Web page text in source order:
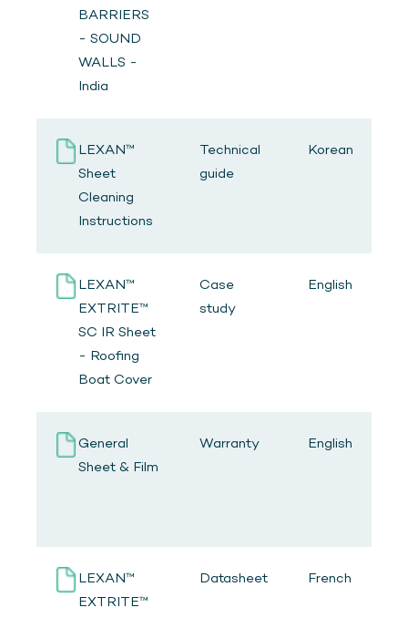
BARRIERS
- SOUND
WALLS -
India
LEXAN™
Sheet
Cleaning
Instructions
Technical
guide
Korean
LEXAN™
EXTRITE™
SC IR Sheet
- Roofing
Boat Cover
Case
study
English
General
Sheet & Film
Warranty English
LEXAN™
EXTRITE™
Datasheet French